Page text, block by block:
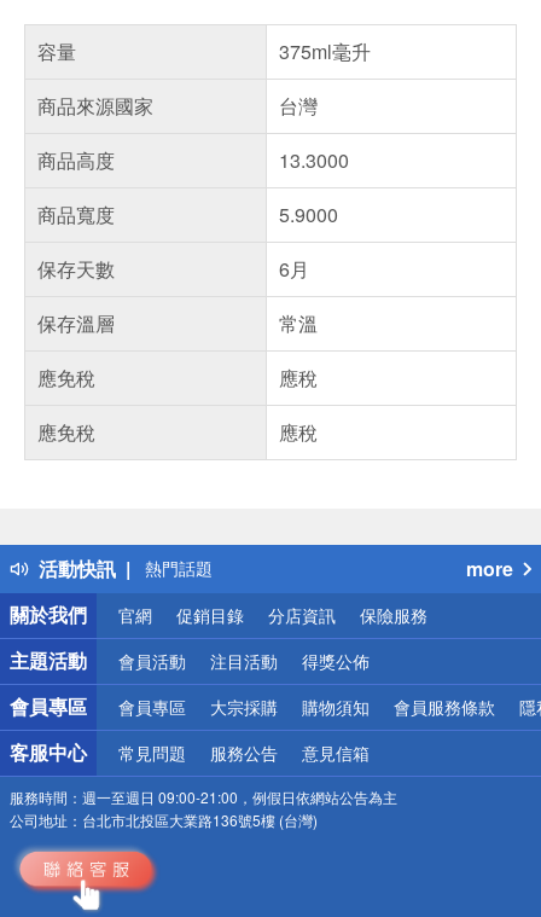
容量
375ml毫升
商品來源國家
台灣
商品高度
13.3000
商品寬度
5.9000
保存天數
6月
保存溫層
常溫
應免稅
應稅
應免稅
應稅
活動快訊
得獎公告
熱門話題
銀行優惠
偏遠地區配送
詐騙網頁！請小心！
more
關於我們
官網 促銷目錄 分店資訊 保險服務
主題活動 會員活動 注目活動 得獎公佈
會員專區 會員專區 大宗採購 購物須知 會員服務條款 隱
客服中心 常見問題 服務公告 意見信箱
服務時間： 週一至週日 09:00-21:00，例假日依網站公告為主
公司地址： 台北市北投區大業路136號5樓 (台灣)